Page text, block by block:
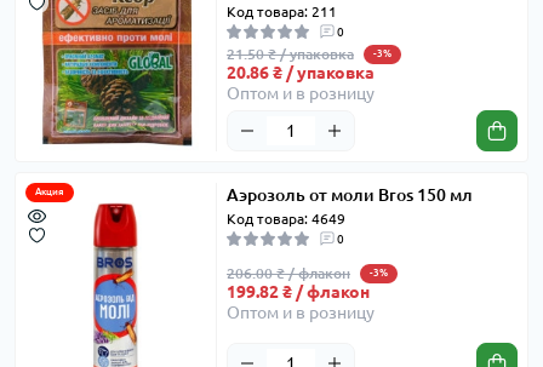
Код товара: 211
0
21.50 ₴ / упаковка -3%
20.86 ₴ / упаковка
Оптом и в розницу
Акция Аэрозоль от моли Bros 150 мл
Код товара: 4649
0
206.00 ₴ / флакон -3%
199.82 ₴ / флакон
Оптом и в розницу